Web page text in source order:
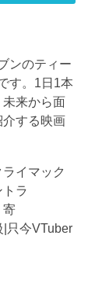
ンのティー
す。1日1本
来から面
する映画
ライマック
ラ
寄
只今VTuber